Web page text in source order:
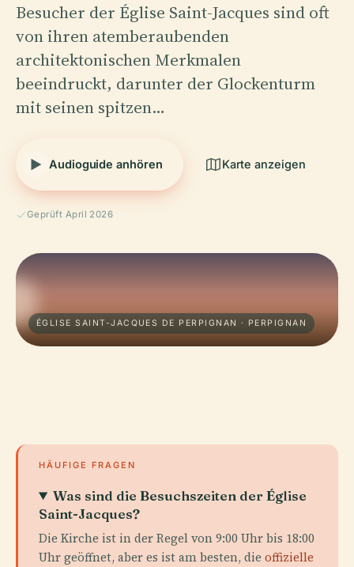
Besucher der Église Saint-Jacques sind oft
von ihren atemberaubenden
architektonischen Merkmalen
beeindruckt, darunter der Glockenturm
mit seinen spitzen…
Audioguide anhören Karte anzeigen
Geprüft April 2026
ÉGLISE SAINT-JACQUES DE PERPIGNAN · PERPIGNAN
HÄUFIGE FRAGEN
Was sind die Besuchszeiten der Église
Saint-Jacques?
Die Kirche ist in der Regel von 9:00 Uhr bis 18:00
Uhr geöffnet, aber es ist am besten, die offizielle